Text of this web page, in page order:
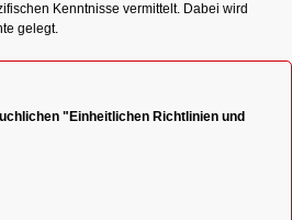
Kenntnisse vermittelt. Dabei wird
gelegt.
"Einheitlichen Richtlinien und